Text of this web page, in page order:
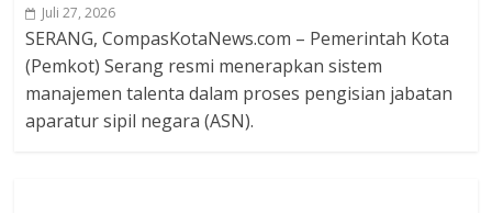
Juli 27, 2026
SERANG, CompasKotaNews.com – Pemerintah Kota
(Pemkot) Serang resmi menerapkan sistem
manajemen talenta dalam proses pengisian jabatan
aparatur sipil negara (ASN).